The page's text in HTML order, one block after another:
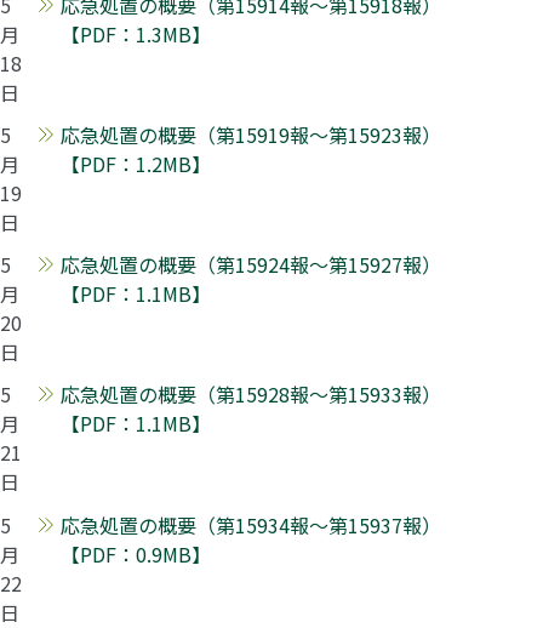
月
18
日
【PDF：1.3MB】
5
月
19
日
応急処置の概要（第15919報～第15923報）
【PDF：1.2MB】
5
月
20
日
応急処置の概要（第15924報～第15927報）
【PDF：1.1MB】
5
月
21
日
応急処置の概要（第15928報～第15933報）
【PDF：1.1MB】
5
月
22
日
応急処置の概要（第15934報～第15937報）
【PDF：0.9MB】